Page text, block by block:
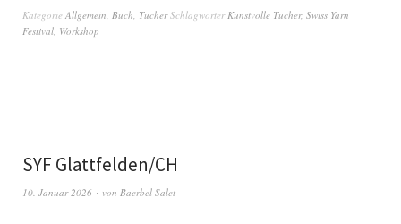
Kategorie Allgemein, Buch, Tücher SchlagwörterKunstvolle Tücher, Swiss Yarn
Festival, Workshop
SYF Glattfelden/CH
10. Januar 2026 von Baerbel Salet